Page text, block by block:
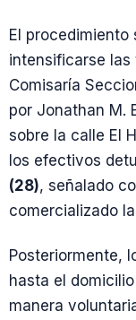
El procedimiento
intensificarse
Comisaría
por Jonathan M.
sobre la calle El
los efectivos
(28), señalado
comercializado
Posteriormente,
hasta el
manera